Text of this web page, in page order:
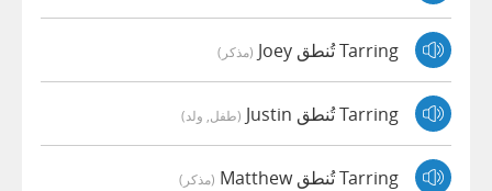
Tarring تُنطق Joey (مذكر)
Tarring تُنطق Justin (طفل, ولد)
Tarring تُنطق Matthew (مذكر)